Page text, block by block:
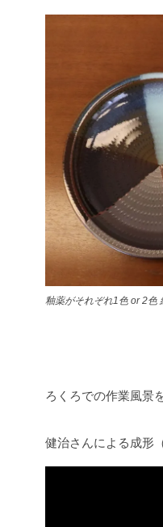
釉薬がそれぞれ1色 or 2色
ろくろでの作業風景
健治さんによる成形